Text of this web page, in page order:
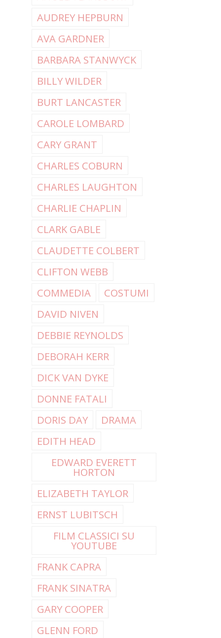
AUDREY HEPBURN
AVA GARDNER
BARBARA STANWYCK
BILLY WILDER
BURT LANCASTER
CAROLE LOMBARD
CARY GRANT
CHARLES COBURN
CHARLES LAUGHTON
CHARLIE CHAPLIN
CLARK GABLE
CLAUDETTE COLBERT
CLIFTON WEBB
COMMEDIA
COSTUMI
DAVID NIVEN
DEBBIE REYNOLDS
DEBORAH KERR
DICK VAN DYKE
DONNE FATALI
DORIS DAY
DRAMA
EDITH HEAD
EDWARD EVERETT
HORTON
ELIZABETH TAYLOR
ERNST LUBITSCH
FILM CLASSICI SU
YOUTUBE
FRANK CAPRA
FRANK SINATRA
GARY COOPER
GLENN FORD